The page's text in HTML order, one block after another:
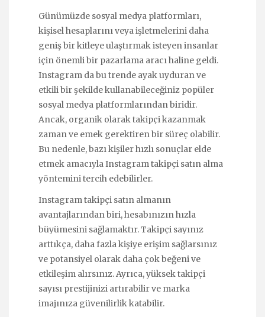
Günümüzde sosyal medya platformları,
kişisel hesaplarını veya işletmelerini daha
geniş bir kitleye ulaştırmak isteyen insanlar
için önemli bir pazarlama aracı haline geldi.
Instagram da bu trende ayak uyduran ve
etkili bir şekilde kullanabileceğiniz popüler
sosyal medya platformlarından biridir.
Ancak, organik olarak takipçi kazanmak
zaman ve emek gerektiren bir süreç olabilir.
Bu nedenle, bazı kişiler hızlı sonuçlar elde
etmek amacıyla Instagram takipçi satın alma
yöntemini tercih edebilirler.
Instagram takipçi satın almanın
avantajlarından biri, hesabınızın hızla
büyümesini sağlamaktır. Takipçi sayınız
arttıkça, daha fazla kişiye erişim sağlarsınız
ve potansiyel olarak daha çok beğeni ve
etkileşim alırsınız. Ayrıca, yüksek takipçi
sayısı prestijinizi artırabilir ve marka
imajınıza güvenilirlik katabilir.